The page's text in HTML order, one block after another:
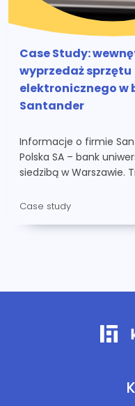
Case Study:
wyprzedaż sprzętu
elektronicznego w
Santander
Informacje o firmie
Polska SA – bank
siedzibą w Warszawie.
Case study